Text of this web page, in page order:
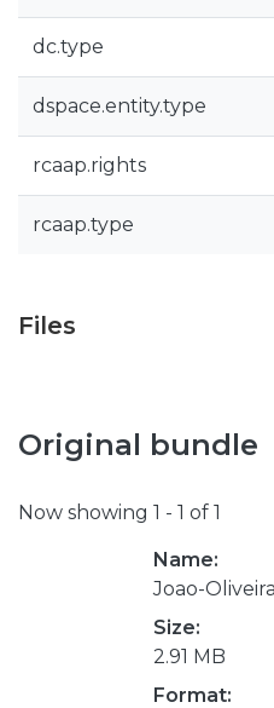
dc.type
dspace.entity.type
rcaap.rights
rcaap.type
Files
Original bundle
Now showing 1 - 1 of 1
Name:
Joao-
Size:
2.91 MB
Format: